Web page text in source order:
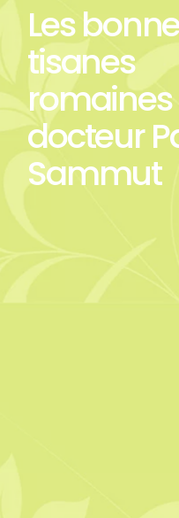
Les
tisanes
docteur
Sammut